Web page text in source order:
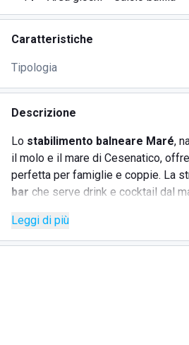
Caratteristiche
Tipologia
Descrizione
Lo stabilimento balneare Maré,
il molo e il mare di Cesenatico,
perfetta per famiglie e coppie. La
bar che serve drink e cocktail dal
ingredienti freschi, il tutto
complesso è ideale anche per
Leggi di più